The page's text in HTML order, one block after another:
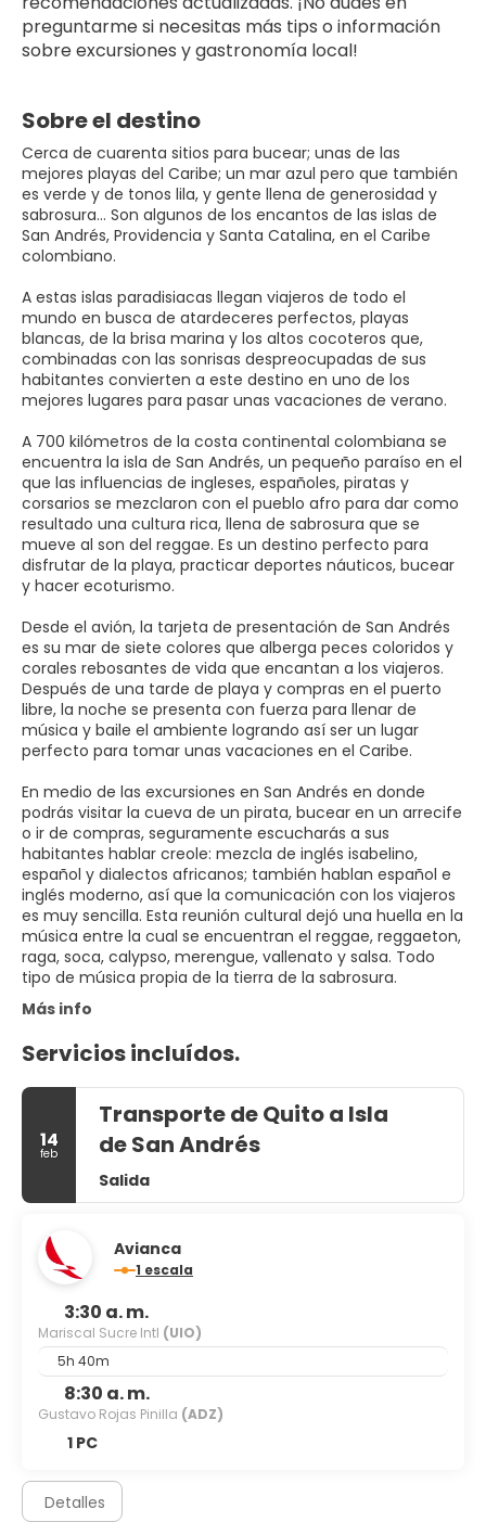
preguntarme si necesitas más tips o información
sobre excursiones y gastronomía local!
Sobre el destino
Cerca de cuarenta sitios para bucear; unas de las
mejores playas del Caribe; un mar azul pero que también
es verde y de tonos lila, y gente llena de generosidad y
sabrosura… Son algunos de los encantos de las islas de
San Andrés, Providencia y Santa Catalina, en el Caribe
colombiano.
A estas islas paradisiacas llegan viajeros de todo el
mundo en busca de atardeceres perfectos, playas
blancas, de la brisa marina y los altos cocoteros que,
combinadas con las sonrisas despreocupadas de sus
habitantes convierten a este destino en uno de los
mejores lugares para pasar unas vacaciones de verano.
A 700 kilómetros de la costa continental colombiana se
encuentra la isla de San Andrés, un pequeño paraíso en el
que las influencias de ingleses, españoles, piratas y
corsarios se mezclaron con el pueblo afro para dar como
resultado una cultura rica, llena de sabrosura que se
mueve al son del reggae. Es un destino perfecto para
disfrutar de la playa, practicar deportes náuticos, bucear
y hacer ecoturismo.
Desde el avión, la tarjeta de presentación de San Andrés
es su mar de siete colores que alberga peces coloridos y
corales rebosantes de vida que encantan a los viajeros.
Después de una tarde de playa y compras en el puerto
libre, la noche se presenta con fuerza para llenar de
música y baile el ambiente logrando así ser un lugar
perfecto para tomar unas vacaciones en el Caribe.
En medio de las excursiones en San Andrés en donde
podrás visitar la cueva de un pirata, bucear en un arrecife
o ir de compras, seguramente escucharás a sus
habitantes hablar creole: mezcla de inglés isabelino,
español y dialectos africanos; también hablan español e
inglés moderno, así que la comunicación con los viajeros
es muy sencilla. Esta reunión cultural dejó una huella en la
música entre la cual se encuentran el reggae, reggaeton,
raga, soca, calypso, merengue, vallenato y salsa. Todo
tipo de música propia de la tierra de la sabrosura.
Más info
Servicios incluídos.
14
feb
Transporte de Quito a Isla
de San Andrés
Salida
Avianca
1 escala
3:30 a. m.
Mariscal Sucre Intl (UIO)
5h 40m
8:30 a. m.
Gustavo Rojas Pinilla (ADZ)
1 PC
Detalles